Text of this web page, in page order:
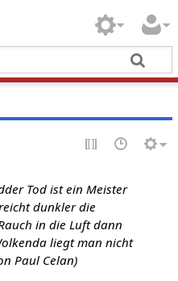
Tod ist ein Meister
dunkler die
in die Luft dann
liegt man nicht
Paul Celan)